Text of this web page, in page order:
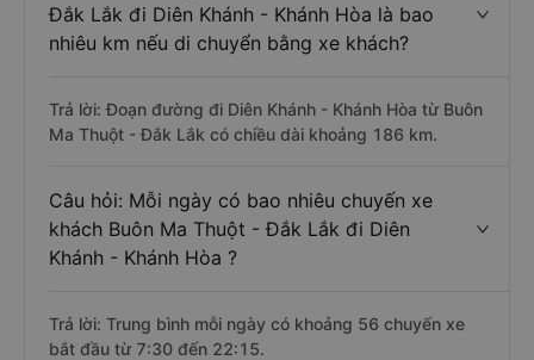
Đắk Lắk đi Diên Khánh - Khánh Hòa là bao
nhiêu km nếu di chuyển bằng xe khách?
Trả lời: Đoạn đường đi Diên Khánh - Khánh Hòa từ Buôn
Ma Thuột - Đắk Lắk có chiều dài khoảng 186 km.
Câu hỏi: Mỗi ngày có bao nhiêu chuyến xe
khách Buôn Ma Thuột - Đắk Lắk đi Diên
Khánh - Khánh Hòa ?
Trả lời: Trung bình mỗi ngày có khoảng 56 chuyến xe
bắt đầu từ 7:30 đến 22:15.